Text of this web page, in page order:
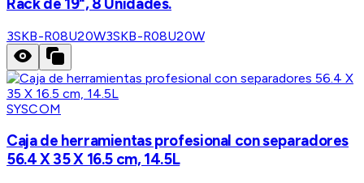
3SKB-R08U20W3SKB-R08U20W
SYSCOM
Caja de herramientas profesional con separadores
56.4 X 35 X 16.5 cm, 14.5L